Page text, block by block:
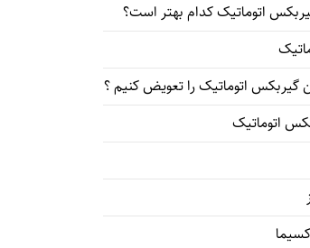
اتوماتیک کدام بهتر است؟
گیربکس اتوماتیک را تعویض کنیم ؟
اتوماتیک